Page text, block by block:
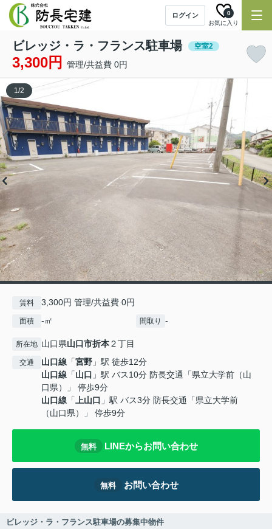
ログイン
お気に入り
0
ビレッジ・ラ・フランス駐車場 空室2
3,300円 管理/共益費 0円
1/2
賃料 3,300円 管理/共益費 0円
面積 -㎡ 間取り -
所在地 山口県山口市折本２丁目
交通 山口線 「宮野 」駅 徒歩12分
山口線 「山口 」駅 バス10分 防長交通「県立大学前（山
口県）」 停歩9分
山口線 「上山口 」駅 バス3分 防長交通「県立大学前
（山口県）」 停歩9分
無料 LINEからお問い合わせ
無料 お問い合わせ
ビレッジ・ラ・フランス駐車場の募集中物件